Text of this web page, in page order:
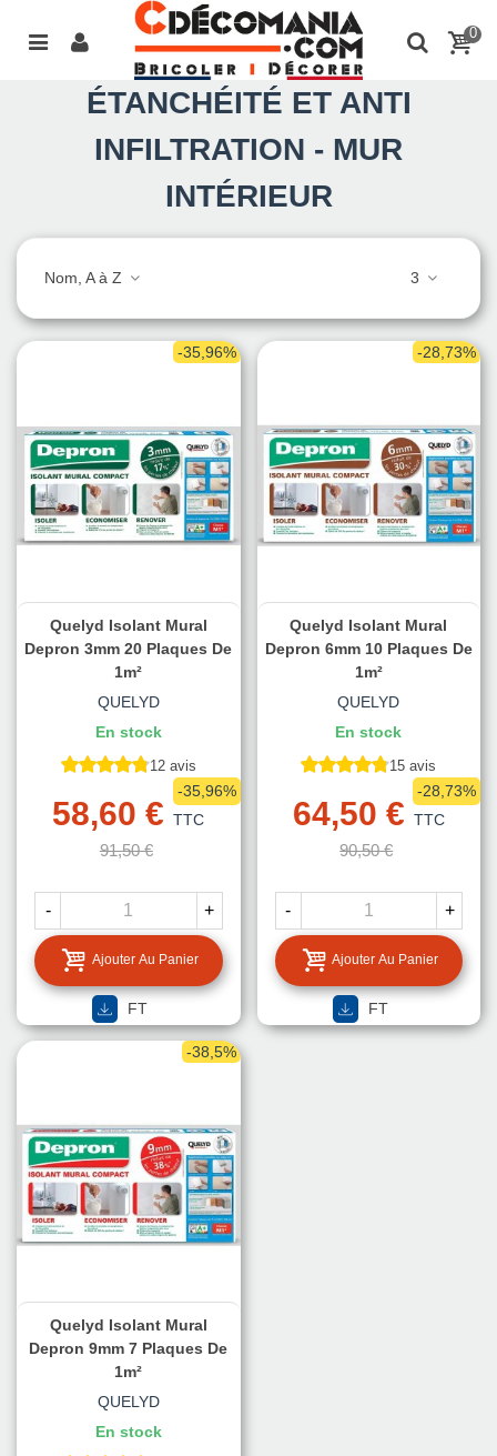
0
ÉTANCHÉITÉ ET ANTI
INFILTRATION - MUR
INTÉRIEUR
Nom, A à Z 3
-35,96%
Quelyd Isolant Mural
Depron 3mm 20 Plaques De
1m²
QUELYD
En stock
12 avis
58,60 € TTC
91,50 €
-35,96%
- +
Ajouter Au Panier
FT
-28,73%
Quelyd Isolant Mural
Depron 6mm 10 Plaques De
1m²
QUELYD
En stock
15 avis
64,50 € TTC
90,50 €
-28,73%
- +
Ajouter Au Panier
FT
-38,5%
Quelyd Isolant Mural
Depron 9mm 7 Plaques De
1m²
QUELYD
En stock